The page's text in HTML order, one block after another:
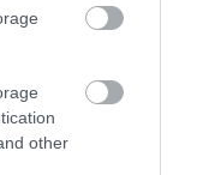
other
állatieredetűétel
bab
bécs
chailatte